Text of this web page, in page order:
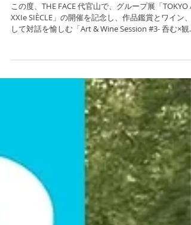
る」開催
して対話を愉しむ「Art & Wine Session #3- 呑む×観